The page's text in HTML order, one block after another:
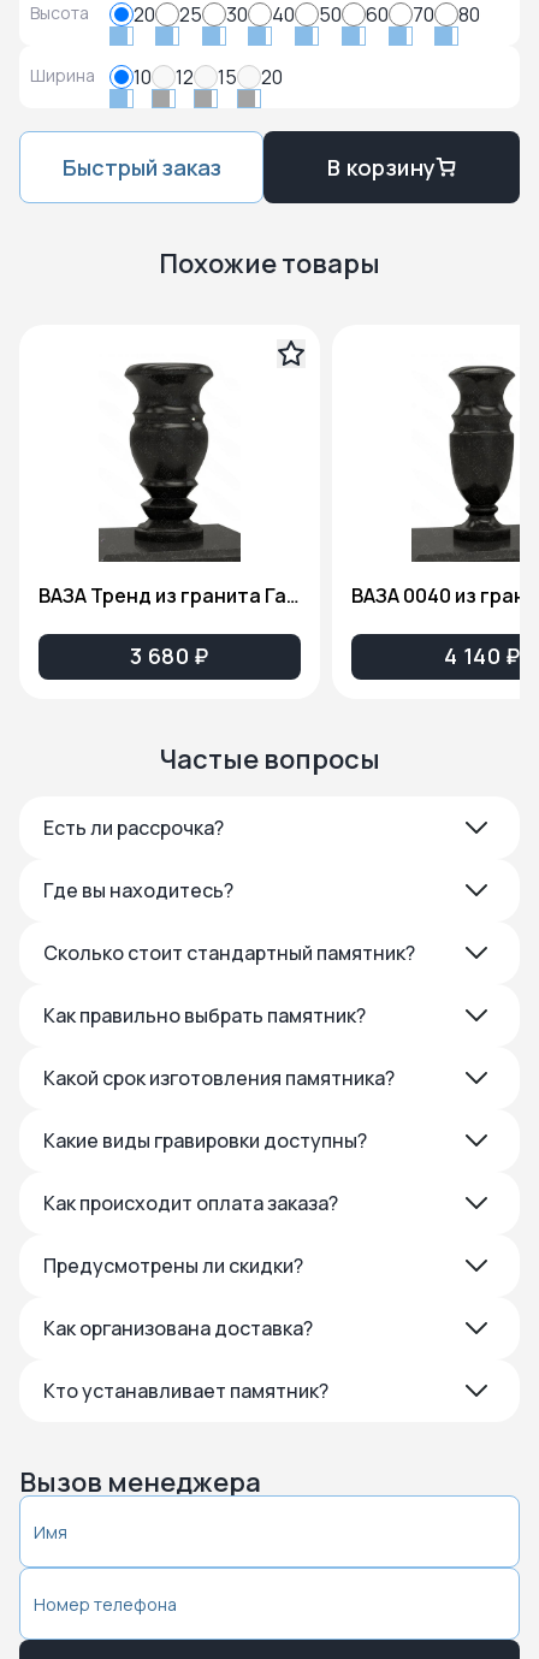
Высота 20 25 30 40 50 60 70 80
Ширина 10 12 15 20
Быстрый заказ В корзину
Похожие товары
ВАЗА Тренд из гранита Габбро Диабаз
3 680 ₽ 4 140 ₽
Частые вопросы
Есть ли рассрочка?
Где вы находитесь?
Сколько стоит стандартный памятник?
Как правильно выбрать памятник?
Какой срок изготовления памятника?
Какие виды гравировки доступны?
Как происходит оплата заказа?
Предусмотрены ли скидки?
Как организована доставка?
Кто устанавливает памятник?
Вызов менеджера